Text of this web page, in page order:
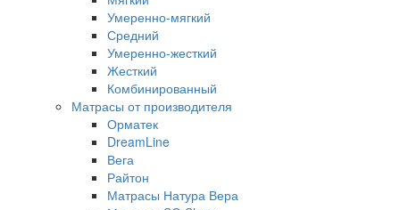
Умеренно-мягкий
Средний
Умеренно-жесткий
Жесткий
Комбинированный
Матрасы от производителя
Орматек
DreamLine
Вега
Райтон
Матрасы Натура Вера